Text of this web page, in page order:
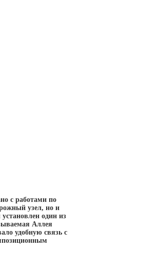
с работами по
узел, но и
один из
Аллея
удобную связь с